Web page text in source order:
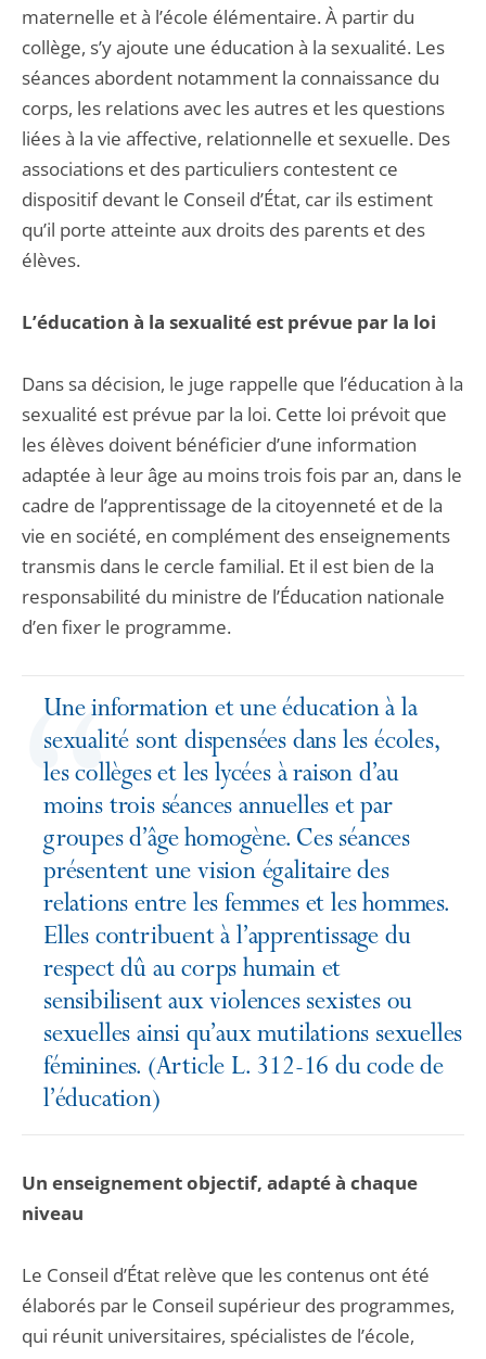
maternelle et à l’école élémentaire. À partir du
collège, s’y ajoute une éducation à la sexualité. Les
séances abordent notamment la connaissance du
corps, les relations avec les autres et les questions
liées à la vie affective, relationnelle et sexuelle. Des
associations et des particuliers contestent ce
dispositif devant le Conseil d’État, car ils estiment
qu’il porte atteinte aux droits des parents et des
élèves.
L’éducation à la sexualité est prévue par la loi
Dans sa décision, le juge rappelle que l’éducation à la
sexualité est prévue par la loi. Cette loi prévoit que
les élèves doivent bénéficier d’une information
adaptée à leur âge au moins trois fois par an, dans le
cadre de l’apprentissage de la citoyenneté et de la
vie en société, en complément des enseignements
transmis dans le cercle familial. Et il est bien de la
responsabilité du ministre de l’Éducation nationale
d’en fixer le programme.
Une information et une éducation à la
sexualité sont dispensées dans les écoles,
les collèges et les lycées à raison d’au
moins trois séances annuelles et par
groupes d’âge homogène. Ces séances
présentent une vision égalitaire des
relations entre les femmes et les hommes.
Elles contribuent à l’apprentissage du
respect dû au corps humain et
sensibilisent aux violences sexistes ou
sexuelles ainsi qu’aux mutilations sexuelles
féminines. (Article L. 312-16 du code de
l’éducation)
Un enseignement objectif, adapté à chaque
niveau
Le Conseil d’État relève que les contenus ont été
élaborés par le Conseil supérieur des programmes,
qui réunit universitaires, spécialistes de l’école,